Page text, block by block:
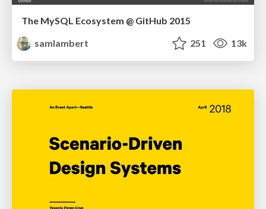
The MySQL Ecosystem @ GitHub 2015
samlambert
251 13k